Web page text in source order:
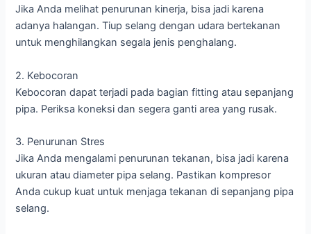
Jika Anda melihat penurunan kinerja, bisa jadi karena
adanya halangan. Tiup selang dengan udara bertekanan
untuk menghilangkan segala jenis penghalang.
2. Kebocoran
Kebocoran dapat terjadi pada bagian fitting atau sepanjang
pipa. Periksa koneksi dan segera ganti area yang rusak.
3. Penurunan Stres
Jika Anda mengalami penurunan tekanan, bisa jadi karena
ukuran atau diameter pipa selang. Pastikan kompresor
Anda cukup kuat untuk menjaga tekanan di sepanjang pipa
selang.